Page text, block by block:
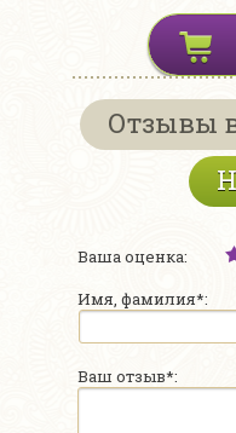
Отзывы
Ваша оценка:
Имя, фамилия*:
Ваш отзыв*: